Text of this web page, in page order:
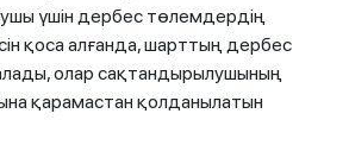
үшін дербес төлемдердің
қоса алғанда, шарттың дербес
олар сақтандырылушының
қарамастан қолданылатын